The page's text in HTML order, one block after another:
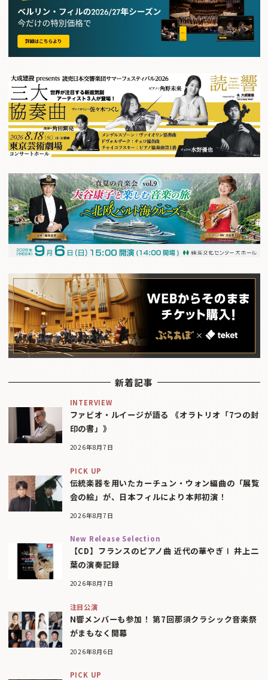
新着記事
INTERVIEW
ファビオ・ルイージが語る 《オラトリオ「7つの封
印の書」》
2026年8月7日
PICK UP
伝統楽器を用いたカーチュン・ウォン編曲の「展覧
会の絵」が、日本フィルにより本邦初演！
2026年8月7日
New Release Selection
【CD】フランスのピアノ曲 近代の華やぎⅠ 井上二
葉の演奏記録
2026年8月7日
注目公演
N響メンバーも参加！ 第7回那須クラシック音楽祭
がまもなく開幕
2026年8月6日
PICK UP